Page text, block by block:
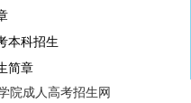
本科招生
简章
院成人高考招生网